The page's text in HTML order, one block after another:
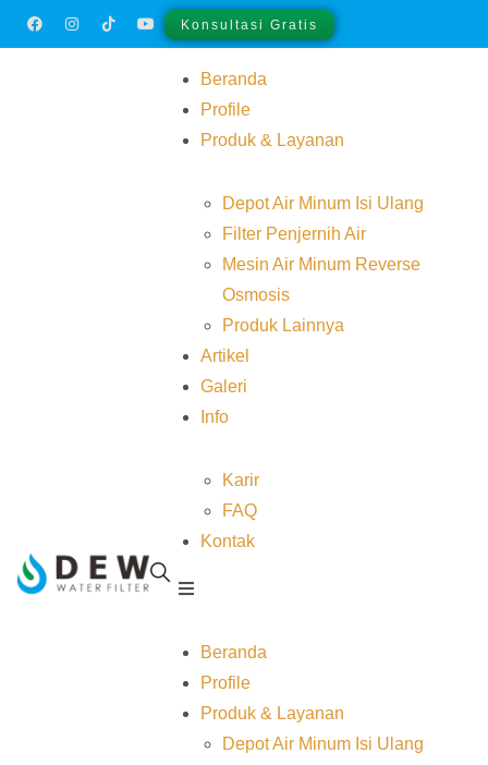
Konsultasi Gratis
Beranda
Profile
Produk & Layanan
Depot Air Minum Isi Ulang
Filter Penjernih Air
Mesin Air Minum Reverse
Osmosis
Produk Lainnya
Artikel
Galeri
Info
Karir
FAQ
Kontak
Beranda
Profile
Produk & Layanan
Depot Air Minum Isi Ulang